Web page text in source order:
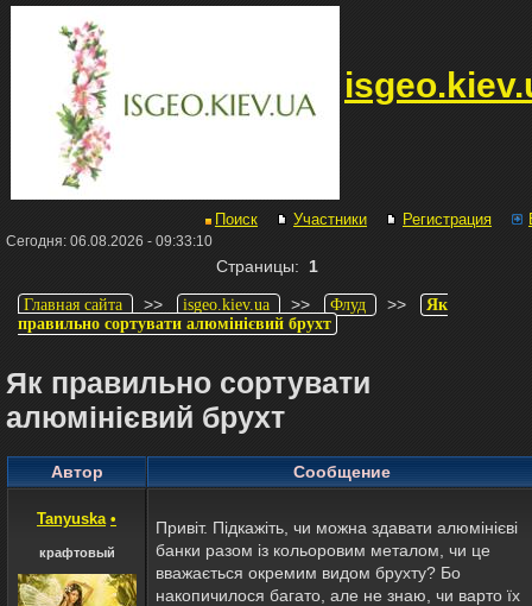
Поиск Участники Регистрация
Сегодня: 06.08.2026 - 09:33:10
Страницы: 1
Главная сайта >> isgeo.kiev.ua >> Флуд >>
Як
правильно сортувати алюмінієвий брухт
Як правильно сортувати
алюмінієвий брухт
Автор Сообщение
Tanyuska •
крафтовый
Привіт. Підкажіть, чи можна здавати алюмінієві
банки разом із кольоровим металом, чи це
вважається окремим видом брухту? Бо
накопичилося багато, але не знаю, чи варто їх